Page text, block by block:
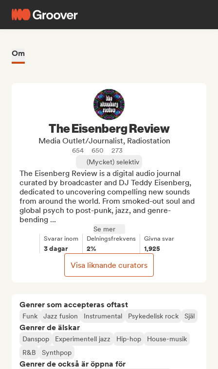
Om
Genrer som accepteras oftast
Funk Jazz fusion Instrumental Psykedelisk rock Själ
Genrer de älskar
Danspop Experimentell jazz Hip-hop
House-musik
R&B
Synthpop
Genrer de också är öppna för
The Eisenberg Review
Media Outlet/Journalist, Radiostation
654 650
273
(Mycket) selektiv
The Eisenberg Review is a digital audio journal
curated by broadcaster and DJ Teddy Eisenberg,
dedicated to uncovering compelling new sounds
from around the world. From smoked-out soul and
global psych to post-punk, jazz, and genre-
bending ...
Se mer
Svarar inom
3 dagar
Delningsfrekvens
2%
Givna svar
1,925
Visa liknande curators